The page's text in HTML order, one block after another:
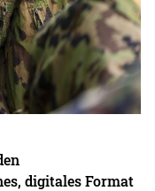
digitales Format